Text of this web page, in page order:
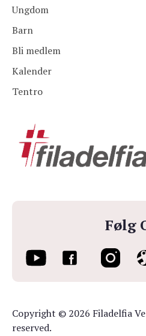
Følg
Ungdom
Barn
Bli medlem
Kalender
Tentro
Copyright © 2026 Filadelfia
reserved.